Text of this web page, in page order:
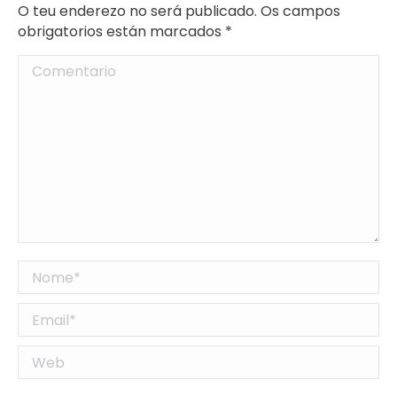
O teu enderezo no será publicado. Os campos
obrigatorios están marcados *
Comentario
Nome *
Email *
Web